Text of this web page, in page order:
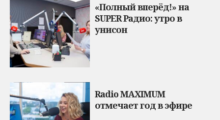
«Полный вперёд!» на
SUPER Радио: утро в
унисон
Radio MAXIMUM
отмечает год в эфире